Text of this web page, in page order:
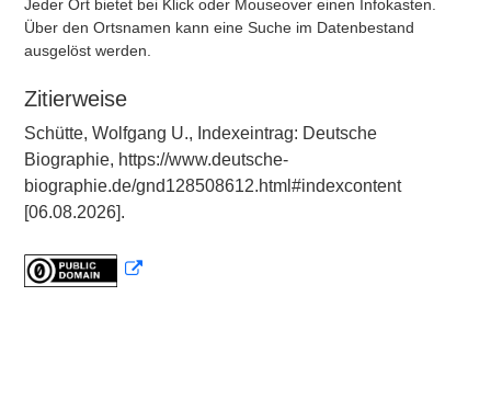
Jeder Ort bietet bei Klick oder Mouseover einen Infokasten.
Über den Ortsnamen kann eine Suche im Datenbestand
ausgelöst werden.
Zitierweise
Schütte, Wolfgang U., Indexeintrag: Deutsche
Biographie, https://www.deutsche-
biographie.de/gnd128508612.html#indexcontent
[06.08.2026].